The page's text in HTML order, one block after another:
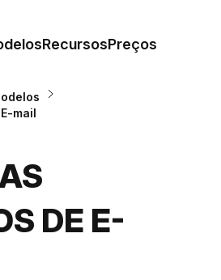
RecursosPreços
mail
DE E-